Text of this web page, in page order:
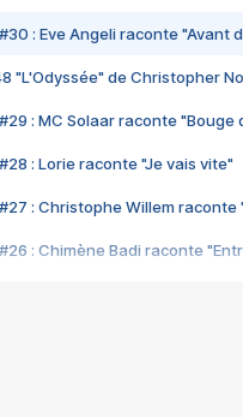
#30 : Eve Angeli raconte "Avant
"L'Odyssée" de Christopher
#29 : MC Solaar raconte "Bouge
#28 : Lorie raconte "Je vais vite"
#27 : Christophe Willem raconte
#26 : Chimène Badi raconte